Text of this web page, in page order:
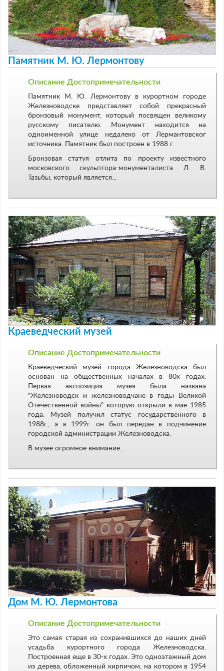
Памятник М. Ю. Лермонтову
Описание Достопримечательности
Памятник М. Ю. Лермонтову в курортном городе
Железноводске представляет собой прекрасный
бронзовый монумент, который посвящен великому
русскому писателю. Монумент находится на
одноименной улице недалеко от Лермантовског
источника. Памятник был построен в 1988 г.
Бронзовая статуя отлита по проекту известного
московского скульптора-монументалиста Л. В.
Тазьбы, который является...
Краеведческий музей
Описание Достопримечательности
Краеведческий музей города Железноводска был
основан на общественных началах в 80х годах.
Первая экспозиция музея была названа
"Железноводск и железноводчане в годы Великой
Отечественной войны" которую открыли в мае 1985
года. Музей получил статус государственного в
1988г., а в 1999г. он был передан в подчинение
городской администрации Железноводска.
В музее огромное внимание...
Дом М. Ю. Лермонтова
Описание Достопримечательности
Это самая старая из сохранившихся до наших дней
усадьба курортного города Железноводска.
Построенная еще в 30-х годах. Это одноэтажный дом
из дерева, обложенный кирпичом, на котором в 1954